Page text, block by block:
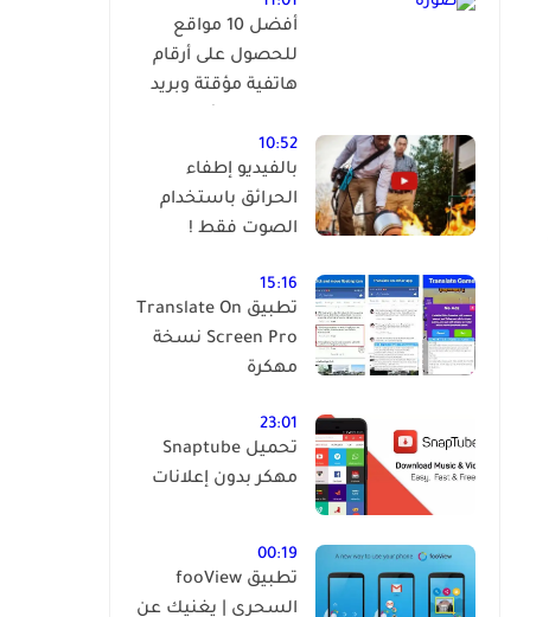
أفضل 10 مواقع
للحصول على أرقام
هاتفية مؤقتة وبريد
وبالمجان !
10:52
بالفيديو إطفاء
الحرائق باستخدام
الصوت فقط !
15:16
تطبيق Translate On
Screen Pro نسخة
مهكرة
23:01
تحميل Snaptube
مهكر بدون إعلانات
00:19
تطبيق fooView
السحري | يغنيك عن